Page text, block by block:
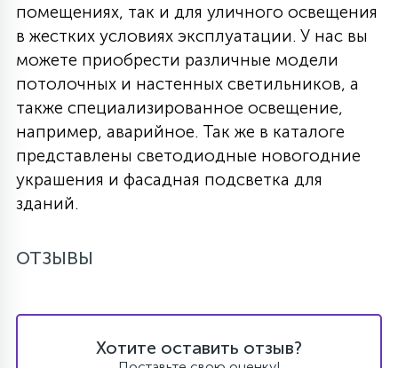
помещениях, так и для уличного освещения
в жестких условиях эксплуатации. У нас вы
можете приобрести различные модели
потолочных и настенных светильников, а
также специализированное освещение,
например, аварийное. Так же в каталоге
представлены светодиодные новогодние
украшения и фасадная подсветка для
зданий.
ОТЗЫВЫ
Хотите оставить отзыв?